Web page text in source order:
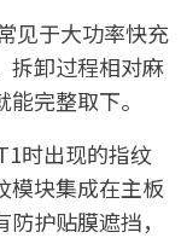
见于大功率快充
拆卸过程相对麻
完整取下。
时出现的指纹
模块集成在主板
护贴膜遮挡，